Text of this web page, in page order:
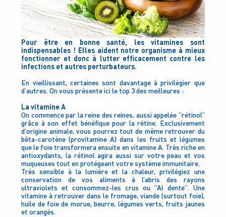
Pour être en bonne santé, les vitamines sont
indispensables ! Elles aident notre organisme à mieux
fonctionner et donc à lutter efficacement contre les
infections et autres perturbateurs.
En vieillissant, certaines sont davantage à privilégier que
d’autres. On vous présente ici le top 3 des meilleures :
La vitamine A
On commence par la reine des reines, aussi appelée “rétinol”
grâce à son effet bénéfique pour la rétine. Exclusivement
d’origine animale, vous pourrez tout de même retrouver du
bêta-carotène (provitamine A) dans les fruits et légumes
que le foie transformera ensuite en vitamine A. Très riche en
antioxydants, la rétinol agira aussi sur votre peau et vos
muqueuses tout en protégeant votre système immunitaire.
Très sensible à la lumière et la chaleur, privilégiez une
conservation de vos aliments à l’abris des rayons
ultraviolets et consommez-les crus ou “Al dente”. Une
vitamine à retrouver dans le fromage, viande (surtout foie),
huile de foie de morue, beurre, légumes verts, fruits jaunes
et orangés.